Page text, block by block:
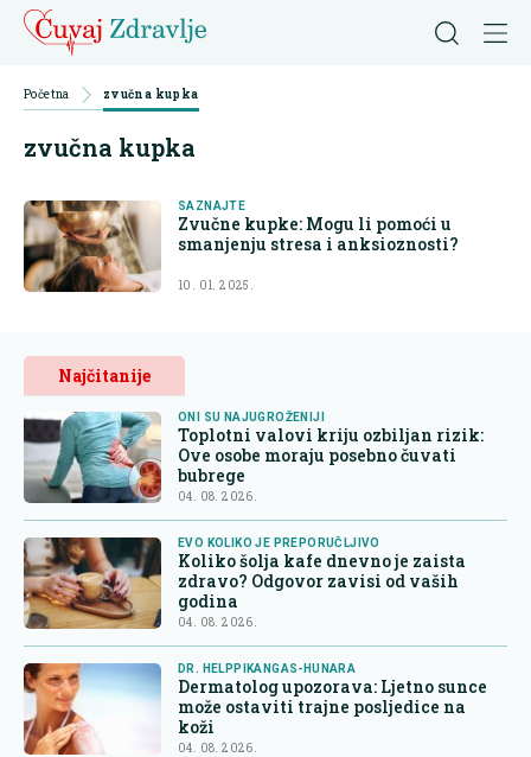
Početna zvučna kupka
zvučna kupka
SAZNAJTE
Zvučne kupke: Mogu li pomoći u
smanjenju stresa i anksioznosti?
10. 01. 2025.
Najčitanije
ONI SU NAJUGROŽENIJI
Toplotni valovi kriju ozbiljan rizik:
Ove osobe moraju posebno čuvati
bubrege
04. 08. 2026.
EVO KOLIKO JE PREPORUČLJIVO
Koliko šolja kafe dnevno je zaista
zdravo? Odgovor zavisi od vaših
godina
04. 08. 2026.
DR. HELPPIKANGAS-HUNARA
Dermatolog upozorava: Ljetno sunce
može ostaviti trajne posljedice na
koži
04. 08. 2026.